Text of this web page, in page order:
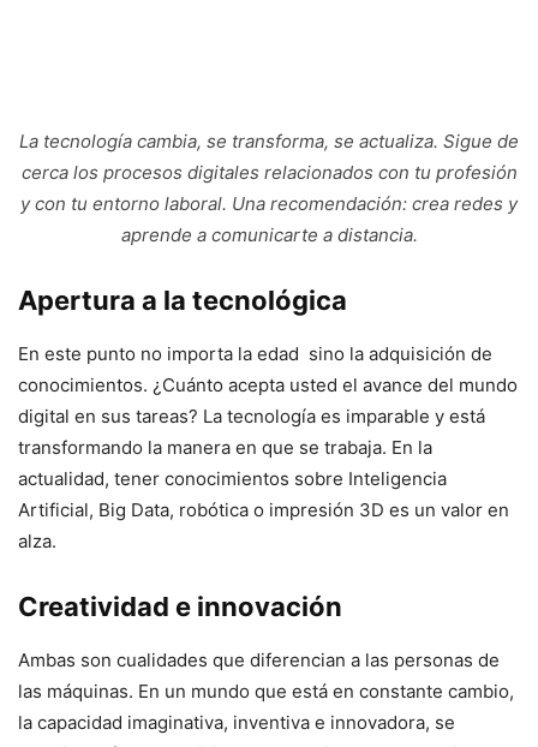
La tecnología cambia, se transforma, se actualiza. Sigue de
cerca los procesos digitales relacionados con tu profesión
y con tu entorno laboral. Una recomendación: crea redes y
aprende a comunicarte a distancia.
Apertura a la tecnológica
En este punto no importa la edad sino la adquisición de
conocimientos. ¿Cuánto acepta usted el avance del mundo
digital en sus tareas? La tecnología es imparable y está
transformando la manera en que se trabaja. En la
actualidad, tener conocimientos sobre Inteligencia
Artificial, Big Data, robótica o impresión 3D es un valor en
alza.
Creatividad e innovación
Ambas son cualidades que diferencian a las personas de
las máquinas. En un mundo que está en constante cambio,
la capacidad imaginativa, inventiva e innovadora, se